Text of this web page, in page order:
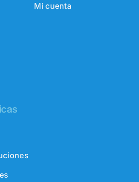
Mi cuenta